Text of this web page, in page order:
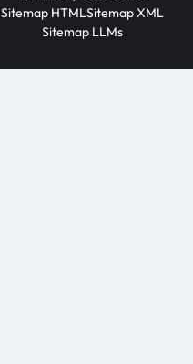
Sitemap HTMLSitemap XML
Sitemap LLMs